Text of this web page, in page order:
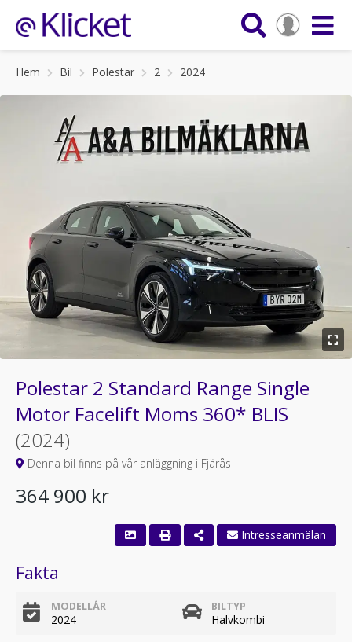
Hem Bil Polestar 2 2024
Polestar 2 Standard Range Single
Motor Facelift Moms 360* BLIS
(2024)
Denna bil finns på vår anläggning i Fjärås
364 900 kr
Intresseanmälan
Fakta
MODELLÅR
2024
BILTYP
Halvkombi